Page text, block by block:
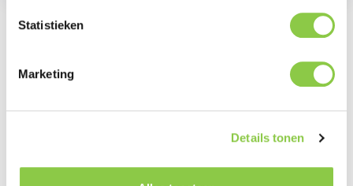
Statistieken
Marketing
Details tonen
Beschrijving
scherm? Dit is verleden tijd met de BeHello Cleaning